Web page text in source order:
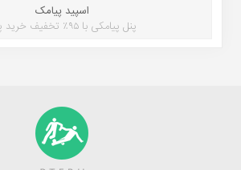
اسپید پیامک
پنل پیامکی با ۹۵٪ تخفیف خرید پنل